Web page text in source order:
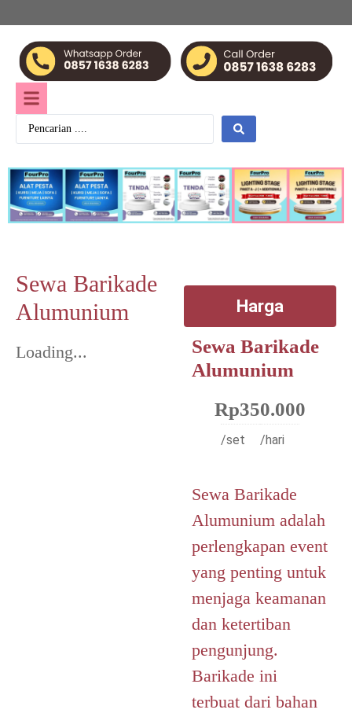
Sewa Barikade
Alumunium
Loading...
Harga
Sewa Barikade
Alumunium
Rp350.000
/set /hari
Sewa Barikade
Alumunium adalah
perlengkapan event
yang penting untuk
menjaga keamanan
dan ketertiban
pengunjung.
Barikade ini
terbuat dari bahan